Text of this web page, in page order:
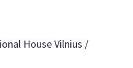
House Vilnius /